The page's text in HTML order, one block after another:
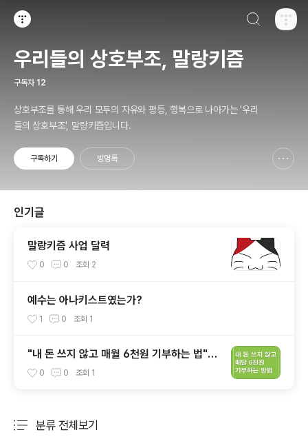
우리들의 상호부조, 말랑키즘
구독자 12
상호부조를 통해 우리 모두의 자유와 평등, 행복으로 나아가는 '우리
들의 상호부조', 말랑키즘입니다.
구독하기 방명록
인기글
말랑키즘 사업 달력
0 0 조회 2
예수는 아나키스트였는가?
1 0 조회 1
"내 돈 쓰지 않고 매월 6천원 기부하는 법"-<
콩사탕 프로젝트> 안내
0 0 조회 1
분류 전체보기